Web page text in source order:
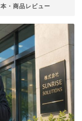
本・商品レビュー